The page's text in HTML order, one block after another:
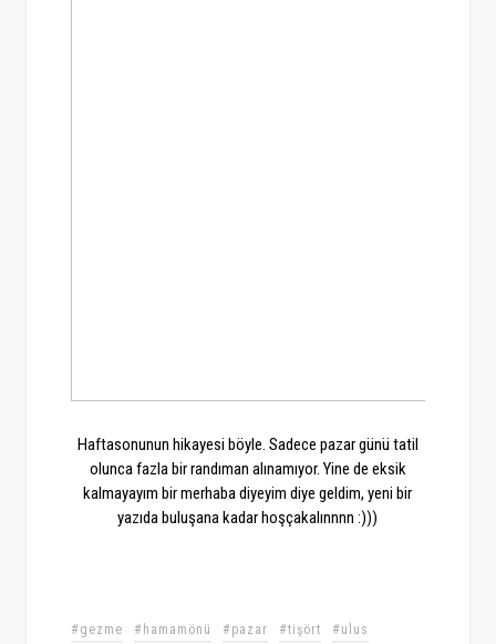
Haftasonunun hikayesi böyle. Sadece pazar günü tatil
olunca fazla bir randıman alınamıyor. Yine de eksik
kalmayayım bir merhaba diyeyim diye geldim, yeni bir
yazıda buluşana kadar hoşçakalınnnn :)))
#gezme #hamamönü #pazar #tişört #ulus